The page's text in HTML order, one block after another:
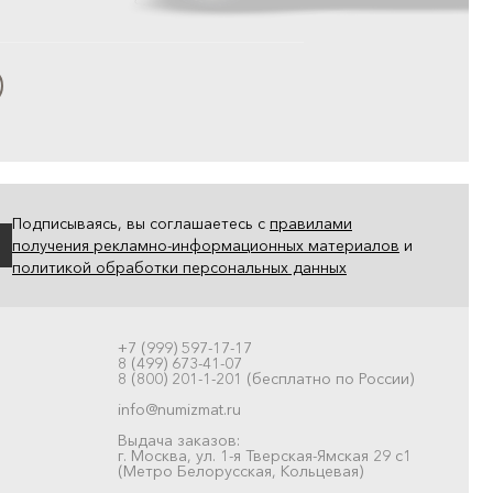
Подписываясь, вы соглашаетесь с правилами
получения рекламно-информационных материалов и
политикой обработки персональных данных
+7 (999) 597-17-17
8 (499) 673-41-07
8 (800) 201-1-201 (бесплатно по России)
info@numizmat.ru
Выдача заказов:
г. Москва, ул. 1-я Тверская-Ямская 29 с1
(Метро Белорусская, Кольцевая)